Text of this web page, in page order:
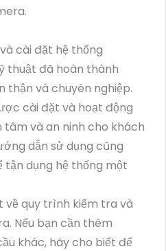
cài đặt hệ thống
thuật đã hoàn thành
thận và chuyên nghiệp.
cài đặt và hoạt động
tâm và an ninh cho khách
dẫn sử dụng cũng
dụng hệ thống một
về quy trình kiểm tra và
Nếu bạn cần thêm
khác, hãy cho biết để